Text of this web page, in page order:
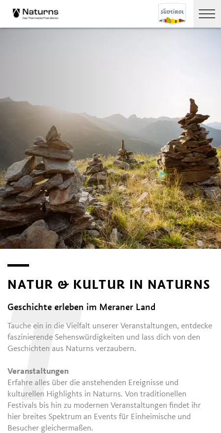
NATUR & KULTUR IN NATURNS
Geschichte erleben im Meraner Land
T
Tauche ein in die Vielfalt unserer Veranstaltungen, entdecke
faszinierende Sehenswürdigkeiten und lass dich von den
Geschichten aus Naturns verzaubern.
Veranstaltungen
Erfahre alles über die anstehenden Ereignisse und
kulturellen Highlights in Naturns. Von traditionellen
Festivals bis hin zu modernen Veranstaltungen findet ihr
hier breites Spektrum an Events für Einheimische und
Besucher gleichermaßen.